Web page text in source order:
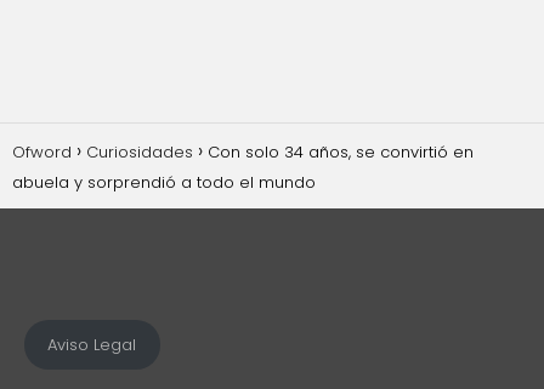
Ofword Curiosidades
Con solo 34 años, se convirtió en
abuela y sorprendió a todo el mundo
Aviso Legal